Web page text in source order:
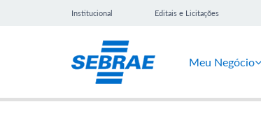
Institucional Editais e Licitações
Meu Negócio